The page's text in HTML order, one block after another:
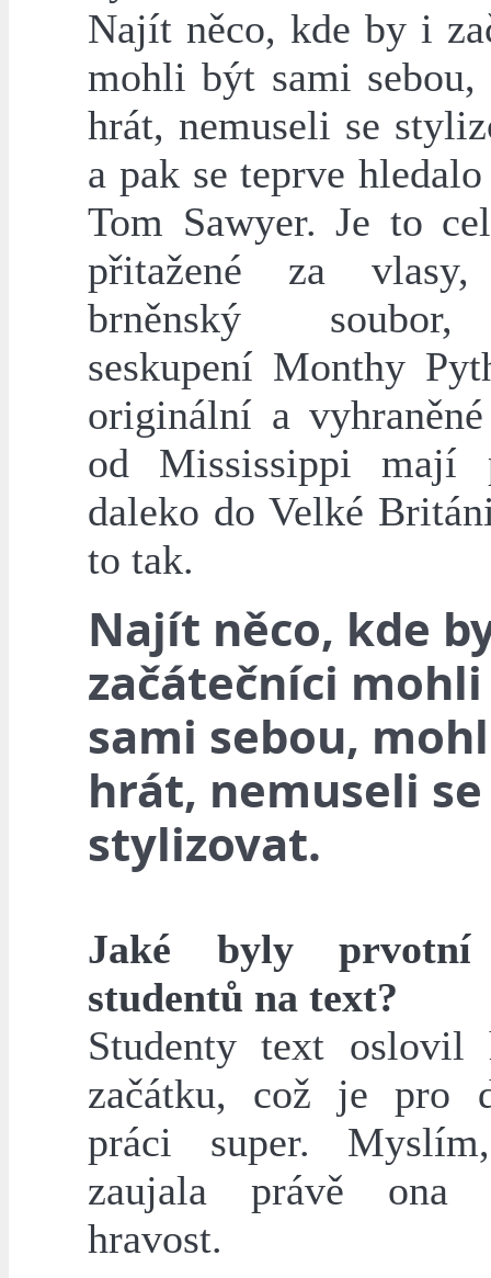
Najít něco, kde by i
mohli být sami
hrát, nemuseli se
a pak se teprve
Tom Sawyer. Je to
přitažené za vlasy,
brněnský
seskupení Monthy
originální a
od Mississippi mají
daleko do Velké
to tak.
Najít něco, kde
začátečníci
sami sebou,
hrát, nemuseli se
stylizovat.
Jaké byly prvotní
studentů na text?
Studenty text oslovil
začátku, což je pro
práci super.
zaujala právě ona
hravost.